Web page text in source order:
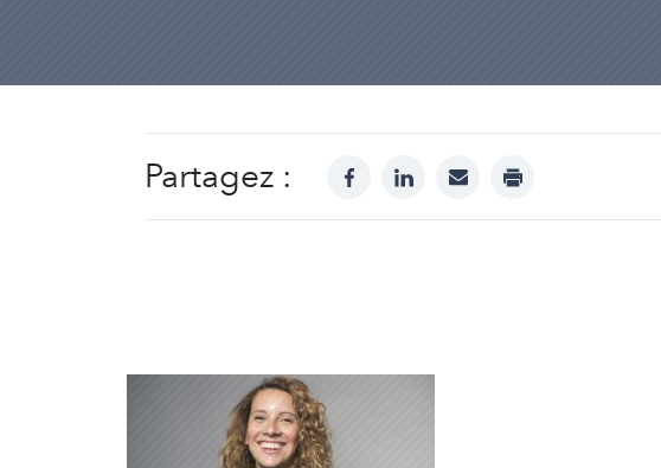
Partagez : facebooklinkedinmail print